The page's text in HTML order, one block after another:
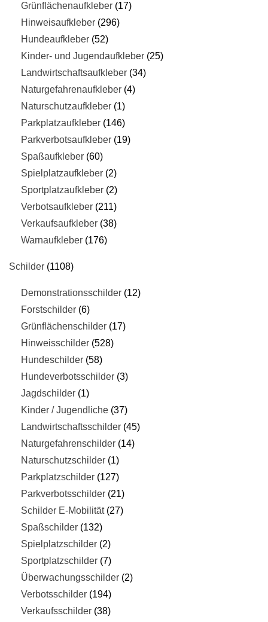
Grünflächenaufkleber 17
Hinweisaufkleber 296
Hundeaufkleber 52
Kinder- und Jugendaufkleber 25
Landwirtschaftsaufkleber 34
Naturgefahrenaufkleber 4
Naturschutzaufkleber 1
Parkplatzaufkleber 146
Parkverbotsaufkleber 19
Spaßaufkleber 60
Spielplatzaufkleber 2
Sportplatzaufkleber 2
Verbotsaufkleber 211
Verkaufsaufkleber 38
Warnaufkleber 176
Schilder 1108
Demonstrationsschilder 12
Forstschilder 6
Grünflächenschilder 17
Hinweisschilder 528
Hundeschilder 58
Hundeverbotsschilder 3
Jagdschilder 1
Kinder / Jugendliche 37
Landwirtschaftsschilder 45
Naturgefahrenschilder 14
Naturschutzschilder 1
Parkplatzschilder 127
Parkverbotsschilder 21
Schilder E-Mobilität 27
Spaßschilder 132
Spielplatzschilder 2
Sportplatzschilder 7
Überwachungsschilder 2
Verbotsschilder 194
Verkaufsschilder 38